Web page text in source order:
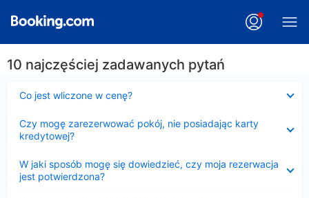
10 najczęściej zadawanych pytań
Co jest wliczone w cenę?
Czy mogę zarezerwować pokój, nie posiadając karty
kredytowej?
W jaki sposób mogę się dowiedzieć, czy moja rezerwacja
jest potwierdzona?